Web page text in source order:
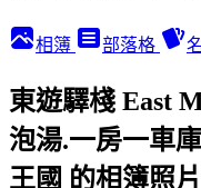
相簿 部落格
東遊驛棧 East
泡湯.一房一車
王國 的相簿照片